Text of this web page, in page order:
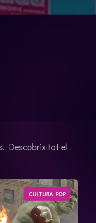
Descobrix tot el
CULTURA POP